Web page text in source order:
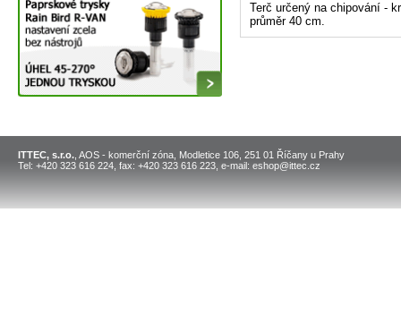
Terč určený na chipování -
průměr 40 cm.
ITTEC, s.r.o. , AOS - komerční zóna, Modletice 106, 251 01 Říčany u Prahy
Tel: +420 323 616 224, fax: +420 323 616 223, e-mail: eshop@ittec.cz